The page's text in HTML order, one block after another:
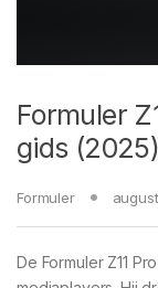
Formuler
gids (2025)
Formuler
De Formuler Z11